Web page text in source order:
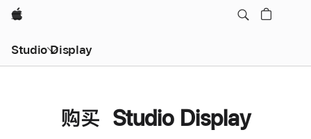
Apple
Studio Display
购买 Studio Display